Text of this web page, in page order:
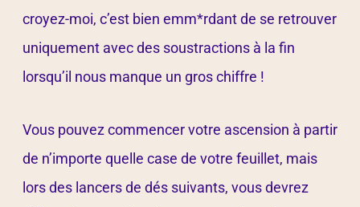
croyez-moi, c’est bien emm*rdant de se retrouver
uniquement avec des soustractions à la fin
lorsqu’il nous manque un gros chiffre !
Vous pouvez commencer votre ascension à partir
de n’importe quelle case de votre feuillet, mais
lors des lancers de dés suivants, vous devrez